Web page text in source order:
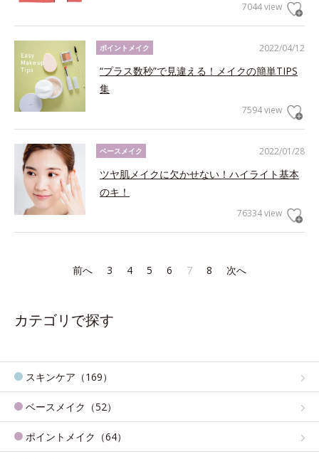
7044 view
2022/04/12
ポイントメイク
“プラス数秒”で見違える！メイクの簡単TIPS
集
7594 view
2022/01/28
ベースメイク
ツヤ肌メイクに欠かせない！ハイライト基本
のキ！
76334 view
前へ 3 4 5 6 7 8 次へ
カテゴリで探す
スキンケア（169）
ベースメイク（52）
ポイントメイク（64）